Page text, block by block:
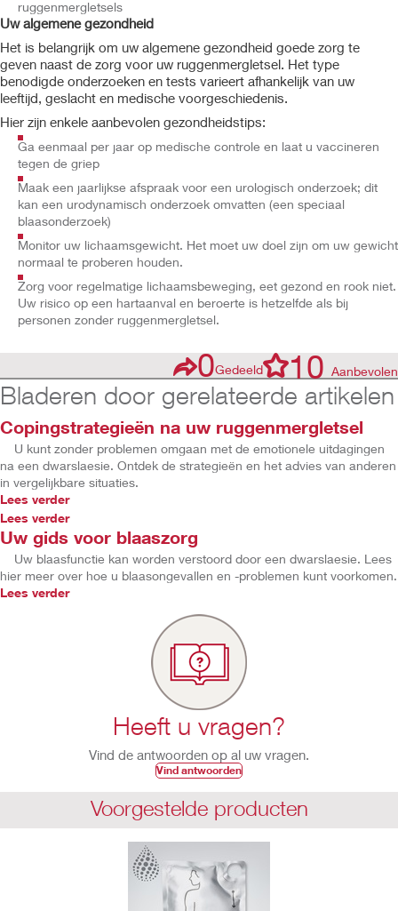
ruggenmergletsels
Uw algemene gezondheid
Het is belangrijk om uw algemene gezondheid goede zorg te
geven naast de zorg voor uw ruggenmergletsel. Het type
benodigde onderzoeken en tests varieert afhankelijk van uw
leeftijd, geslacht en medische voorgeschiedenis.
Hier zijn enkele aanbevolen gezondheidstips:
Ga eenmaal per jaar op medische controle en laat u vaccineren
tegen de griep
Maak een jaarlijkse afspraak voor een urologisch onderzoek; dit
kan een urodynamisch onderzoek omvatten (een speciaal
blaasonderzoek)
Monitor uw lichaamsgewicht. Het moet uw doel zijn om uw gewicht
normaal te proberen houden.
Zorg voor regelmatige lichaamsbeweging, eet gezond en rook niet.
Uw risico op een hartaanval en beroerte is hetzelfde als bij
personen zonder ruggenmergletsel.
0Gedeeld 10 Aanbevolen
Bladeren door gerelateerde artikelen
Copingstrategieën na uw ruggenmergletsel
U kunt zonder problemen omgaan met de emotionele uitdagingen
na een dwarslaesie. Ontdek de strategieën en het advies van anderen
in vergelijkbare situaties.
Lees verder
Lees verder
Uw gids voor blaaszorg
Uw blaasfunctie kan worden verstoord door een dwarslaesie. Lees
hier meer over hoe u blaasongevallen en -problemen kunt voorkomen.
Lees verder
Heeft u vragen?
Vind de antwoorden op al uw vragen.
Vind antwoorden
Voorgestelde producten